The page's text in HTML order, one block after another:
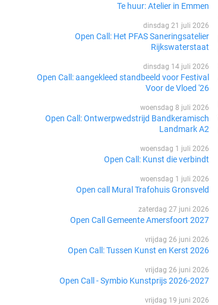
Te huur: Atelier in Emmen
dinsdag 21 juli 2026
Open Call: Het PFAS Saneringsatelier
Rijkswaterstaat
dinsdag 14 juli 2026
Open Call: aangekleed standbeeld voor Festival
Voor de Vloed '26
woensdag 8 juli 2026
Open Call: Ontwerpwedstrijd Bandkeramisch
Landmark A2
woensdag 1 juli 2026
Open Call: Kunst die verbindt
woensdag 1 juli 2026
Open call Mural Trafohuis Gronsveld
zaterdag 27 juni 2026
Open Call Gemeente Amersfoort 2027
vrijdag 26 juni 2026
Open Call: Tussen Kunst en Kerst 2026
vrijdag 26 juni 2026
Open Call - Symbio Kunstprijs 2026-2027
vrijdag 19 juni 2026